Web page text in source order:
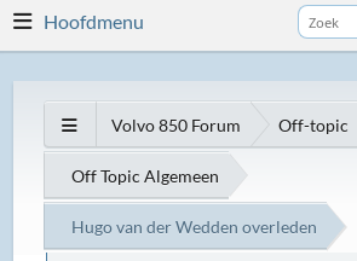
Hoofdmenu
Volvo 850 Forum Off-topic
Off Topic Algemeen
Hugo van der Wedden overleden